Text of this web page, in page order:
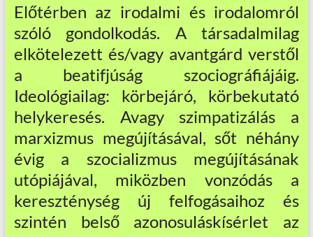
Előtérben az irodalmi és irodalomról
szóló gondolkodás. A társadalmilag
elkötelezett és/vagy avantgárd verstől
a beatifjúság szociográfiájáig.
Ideológiailag: körbejáró, körbekutató
helykeresés. Avagy szimpatizálás a
marxizmus megújításával, sőt néhány
évig a szocializmus megújításának
utópiájával, miközben vonzódás a
kereszténység új felfogásaihoz és
szintén belső azonosuláskísérlet az